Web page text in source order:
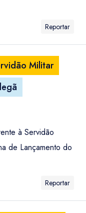
Reportar
Militar
à Servidão
de Lançamento do
Reportar